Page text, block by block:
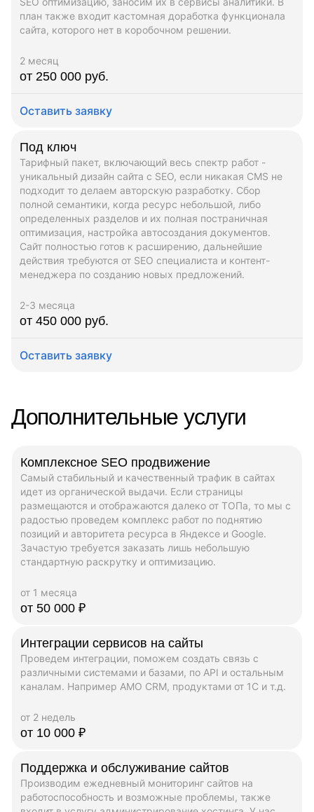
план также входит кастомная доработка функционала
сайта, которого нет в коробочном решении.
2 месяц
от 250 000 руб.
Оставить заявку
Под ключ
Тарифный пакет, включающий весь спектр работ -
уникальный дизайн сайта с SEO, если никакая CMS не
подходит то делаем авторскую разработку. Сбор
полной семантики, когда ресурс небольшой, либо
определенных разделов и их полная постраничная
оптимизация, настройка автосоздания документов.
Сайт полностью готов к расширению, дальнейшие
действия требуются от SEO специалиста и контент-
менеджера по созданию новых предложений.
2-3 месяца
от 450 000 руб.
Оставить заявку
Дополнительные услуги
Комплексное SEO продвижение
Самый стабильный и качественный трафик в сайтах
идет из органической выдачи. Если страницы
размещаются и отображаются далеко от ТОПа, то мы с
радостью проведем комплекс работ по поднятию
позиций и авторитета ресурса в Яндексе и Google.
Зачастую требуется заказать лишь небольшую
стандартную раскрутку и оптимизацию.
от 1 месяца
от 50 000 ₽
Интеграции сервисов на сайты
Проведем интеграции, поможем создать связь с
различными системами и базами, по API и остальным
каналам. Например AMO CRM, продуктами от 1C и т.д.
от 2 недель
от 10 000 ₽
Поддержка и обслуживание сайтов
Производим ежедневный мониторинг сайтов на
работоспособность и возможные проблемы, также